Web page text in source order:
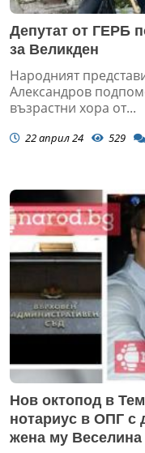
Депутат от ГЕРБ
за Великден
Народният
Александров
възрастни хора от...
22 април 24 529
Нов октопод в
нотариус в ОПГ с
жена му